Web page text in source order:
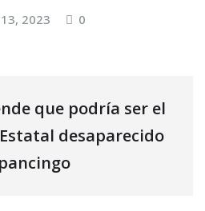
13, 2023 0
que podría ser el
desaparecido